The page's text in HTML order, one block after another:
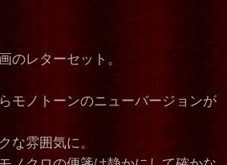
のレターセット。
モノトーンのニューバージョンが
な雰囲気に。